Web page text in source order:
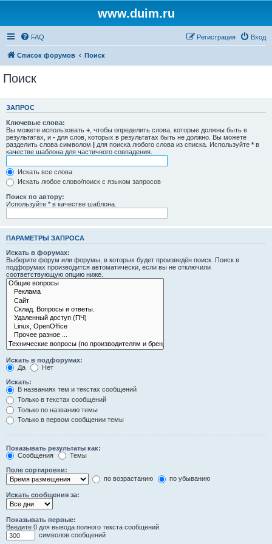
www.duim.ru
FAQ Вход
Регистрация
Список форумов Поиск
Поиск
ЗАПРОС
Ключевые слова:
Вы можете использовать + , чтобы определить слова, которые должны быть в
результатах, и - для слов, которых в результатах быть не должно. Вы можете
разделить слова символом | для поиска любого слова из списка. Используйте * в
качестве шаблона для частичного совпадения.
Искать все слова
Искать любое слово/поиск с языком запросов
Поиск по автору:
Используйте * в качестве шаблона.
ПАРАМЕТРЫ ЗАПРОСА
Искать в форумах:
Выберите форум или форумы, в которых будет произведён поиск. Поиск в
подфорумах производится автоматически, если вы не отключили
соответствующую опцию ниже.
Искать в подфорумах:
Да
Нет
Искать:
В названиях тем и текстах сообщений
Только в текстах сообщений
Только по названию темы
Только в первом сообщении темы
Показывать результаты как:
Сообщения
Темы
Поле сортировки:
по возрастанию
по убыванию
Искать сообщения за:
Показывать первые:
Введите 0 для вывода полного текста сообщений.
символов сообщений